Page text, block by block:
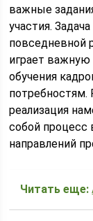
важные
участия.
повседневной
играет
обучения
потребностям.
реализация
собой процесс
направлений
Читать еще: